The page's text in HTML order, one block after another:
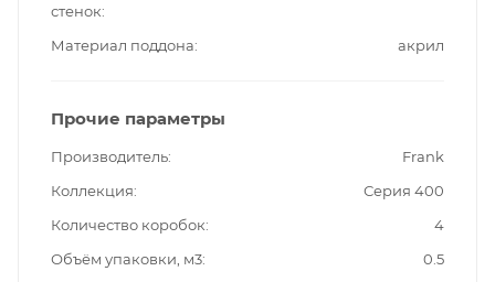
стенок
Материал поддона акрил
Прочие параметры
Производитель
Frank
Коллекция
Серия 400
Количество коробок
4
Объём упаковки, м3
0.5